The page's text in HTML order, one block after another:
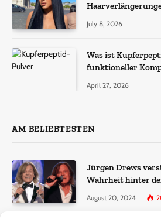
July 8, 2026
Was ist
funktioneller
April 27, 2026
AM BELIEBTESTEN
Jürgen Drews
Wahrheit hinter
August 20, 2024